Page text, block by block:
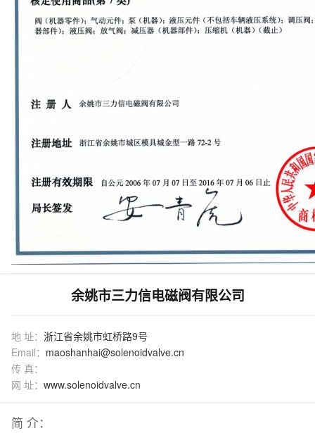
余姚市三力信电磁阀有限公司
地 址： 浙江省余姚市虹桥路9号
Email： maoshanhai@solenoidvalve.cn
传 真：
网 址： www.solenoidvalve.cn
简 介：